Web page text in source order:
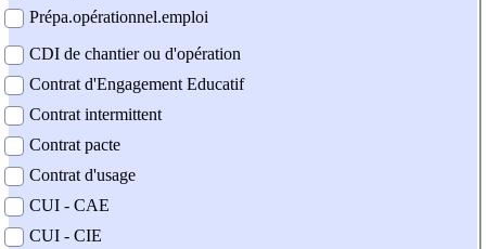
Prépa.opérationnel.emploi
CDI de chantier ou d'opération
Contrat d'Engagement Educatif
Contrat intermittent
Contrat pacte
Contrat d'usage
CUI - CAE
CUI - CIE